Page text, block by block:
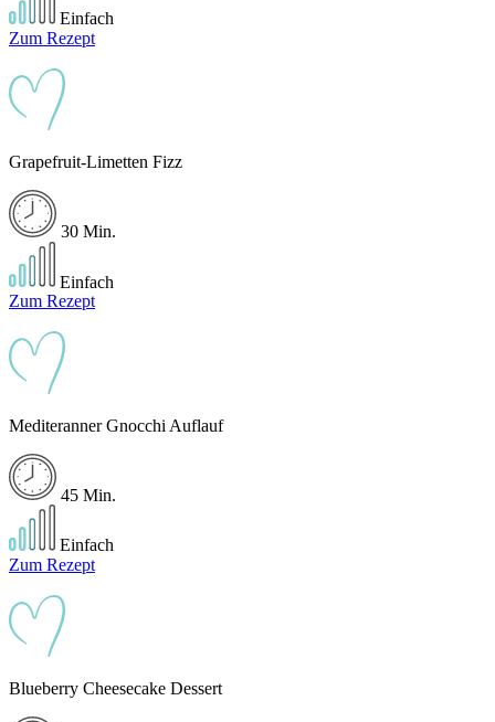
Einfach
Zum Rezept
Grapefruit-Limetten Fizz
30 Min.
Einfach
Zum Rezept
Mediteranner Gnocchi Auflauf
45 Min.
Einfach
Zum Rezept
Blueberry Cheesecake Dessert